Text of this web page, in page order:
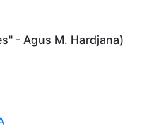
- Agus M. Hardjana)